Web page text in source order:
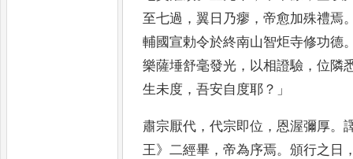
至七過 ，翼日乃瘳 ，帝愈加殊禮焉
輔國宣勅令於終南山智炬寺修功德
樂薩埵舒毫發光 ， 以相證驗 ，位隣
生未度 ，吾安自度耶 ？」
肅宗厭代 ，代宗即位 ，恩渥彌厚。
王》二經畢 ，帝為序焉。頒行之日